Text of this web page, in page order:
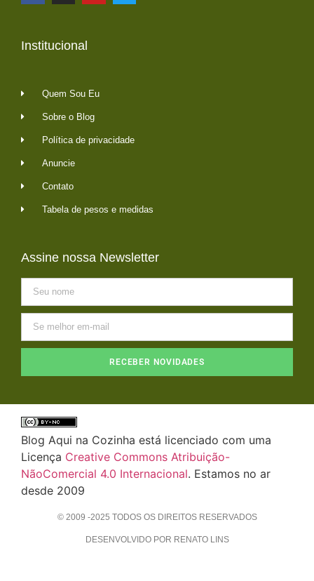
Institucional
Quem Sou Eu
Sobre o Blog
Política de privacidade
Anuncie
Contato
Tabela de pesos e medidas
Assine nossa Newsletter
RECEBER NOVIDADES
Blog Aqui na Cozinha está licenciado com uma
Licença Creative Commons Atribuição-
NãoComercial 4.0 Internacional. Estamos no ar
desde 2009
© 2009 -2025 TODOS OS DIREITOS RESERVADOS
DESENVOLVIDO POR RENATO LINS